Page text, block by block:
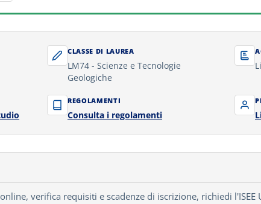
CLASSE DI LAUREA
LM74 - Scienze e Tecnologie
Geologiche
REGOLAMENTI
Consulta i regolamenti
verifica requisiti e scadenze di iscrizione, richiedi l'ISEE